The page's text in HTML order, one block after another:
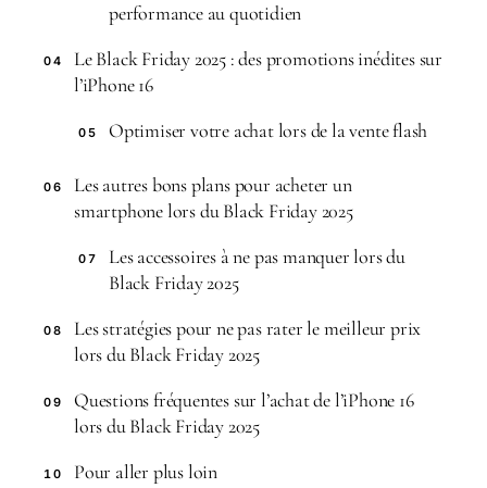
performance au quotidien
04
Le Black Friday 2025 : des promotions inédites sur
l’iPhone 16
05 Optimiser votre achat lors de la vente flash
06
Les autres bons plans pour acheter un
smartphone lors du Black Friday 2025
07
Les accessoires à ne pas manquer lors du
Black Friday 2025
08
Les stratégies pour ne pas rater le meilleur prix
lors du Black Friday 2025
09
Questions fréquentes sur l’achat de l’iPhone 16
lors du Black Friday 2025
10 Pour aller plus loin